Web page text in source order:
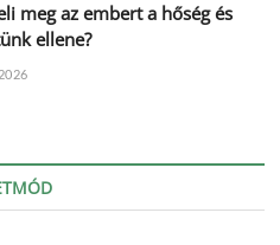
meg az embert a hőség és
ellene?